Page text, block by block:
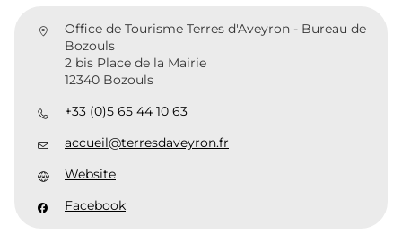
Office de Tourisme Terres d'Aveyron - Bureau de
Bozouls
2 bis Place de la Mairie
12340 Bozouls
+33 (0)5 65 44 10 63
accueil@terresdaveyron.fr
Website
Facebook